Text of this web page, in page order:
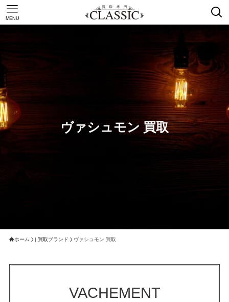
MENU
ヴァシュモン 買取
ホーム | 買取ブランド ヴァシュモン 買取
VACHEMENT